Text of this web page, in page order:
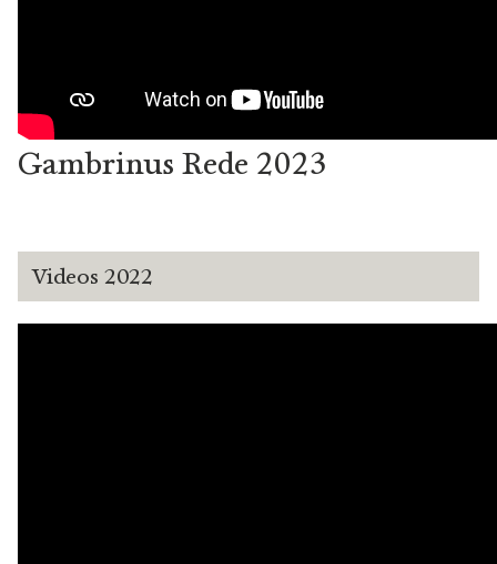
Gambrinus Rede 2023
Videos 2022